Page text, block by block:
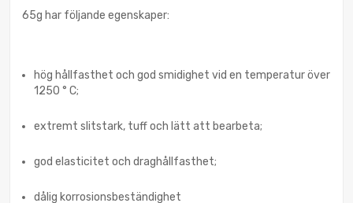
65g har följande egenskaper:
hög hållfasthet och god smidighet vid en temperatur över
1250 ° C;
extremt slitstark, tuff och lätt att bearbeta;
god elasticitet och draghållfasthet;
dålig korrosionsbeständighet